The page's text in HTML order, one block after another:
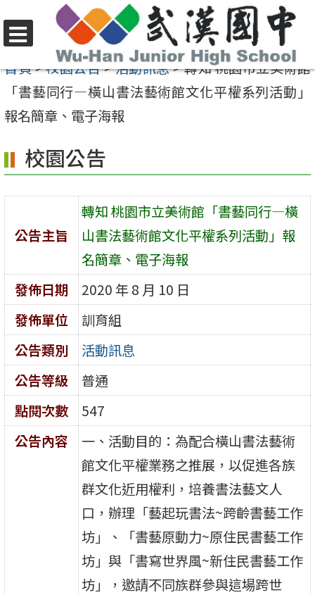
至
內
區
選
單
首頁>校園公告>活動訊息>轉知 桃園市立美術館
「書藝同行—橫山書法藝術館文化平權系列活動」
報名簡章、電子海報
校園公告
公告主旨
轉知 桃園市立美術館「書藝同行—橫
山書法藝術館文化平權系列活動」報
名簡章、電子海報
發佈日期
2020 年 8 月 10 日
發佈單位
訓育組
公告類別
活動訊息
公告等級
普通
點閱次數
547
公告內容
一、活動目的：為配合橫山書法藝術
館文化平權業務之推展，以促進各族
群文化近用權利，培養書法藝文人
口，辦理「藝起玩書法~跨齡書藝工作
坊」、「書藝原動力~原住民書藝工作
坊」與「書寫世界風~新住民書藝工作
坊」，邀請不同族群參與這場跨世